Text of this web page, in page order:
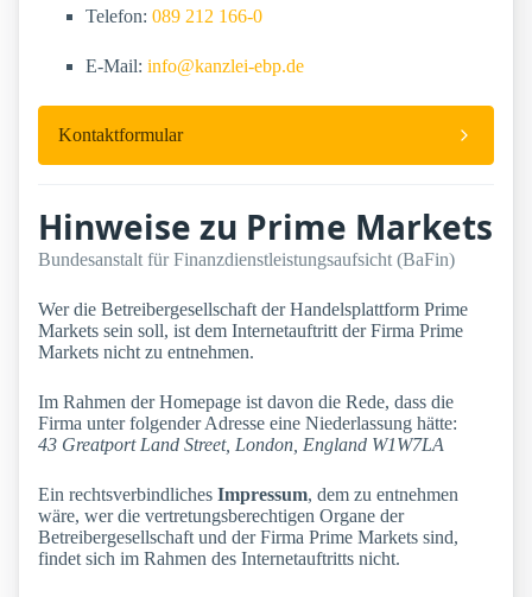
Telefon: 089 212 166-0
E-Mail: info@kanzlei-ebp.de
Kontaktformular
Hinweise zu Prime Markets
Bundesanstalt für Finanzdienstleistungsaufsicht (BaFin)
Wer die Betreibergesellschaft der Handelsplattform Prime
Markets sein soll, ist dem Internetauftritt der Firma Prime
Markets nicht zu entnehmen.
Im Rahmen der Homepage ist davon die Rede, dass die
Firma unter folgender Adresse eine Niederlassung hätte:
43 Greatport Land Street, London, England W1W7LA
Ein rechtsverbindliches Impressum, dem zu entnehmen
wäre, wer die vertretungsberechtigen Organe der
Betreibergesellschaft und der Firma Prime Markets sind,
findet sich im Rahmen des Internetauftritts nicht.